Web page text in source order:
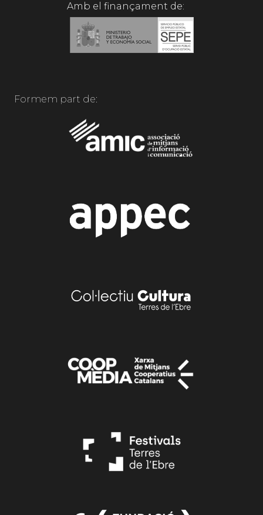
Amb el finançament de:
Formem part de: